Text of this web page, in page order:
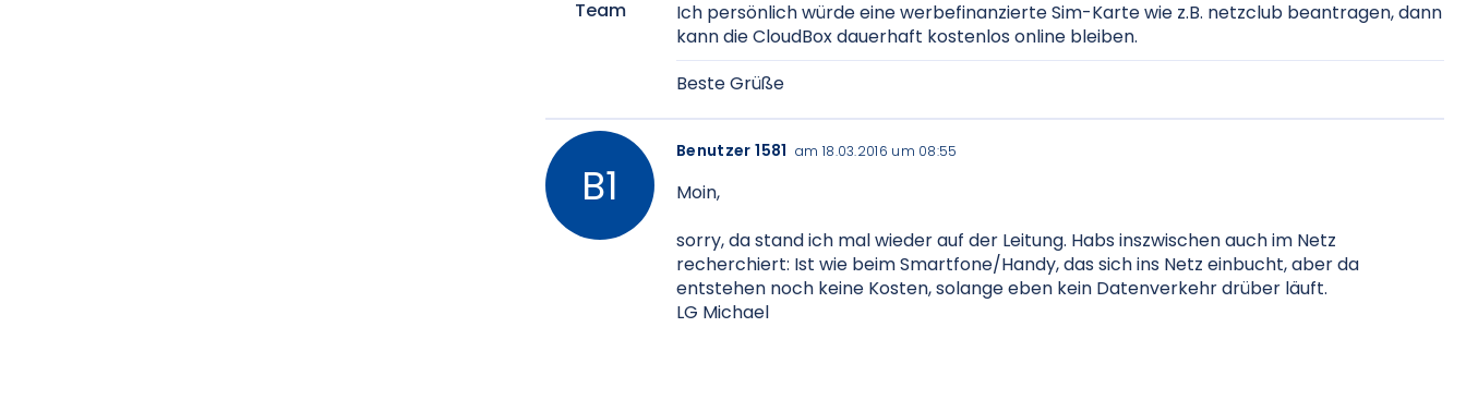
Team
Ich persönlich würde eine werbefinanzierte Sim-Karte wie z.B. netzclub beantragen, dann
kann die CloudBox dauerhaft kostenlos online bleiben.
Beste Grüße
Benutzer 1581 am 18.03.2016 um 08:55
Moin,
sorry, da stand ich mal wieder auf der Leitung. Habs inszwischen auch im Netz
recherchiert: Ist wie beim Smartfone/Handy, das sich ins Netz einbucht, aber da
entstehen noch keine Kosten, solange eben kein Datenverkehr drüber läuft.
LG Michael